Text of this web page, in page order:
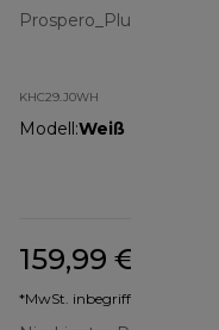
Prospero_Plus
KHC29.J0WH
Modell:Weiß
159,99 €
*MwSt. inbegriffen